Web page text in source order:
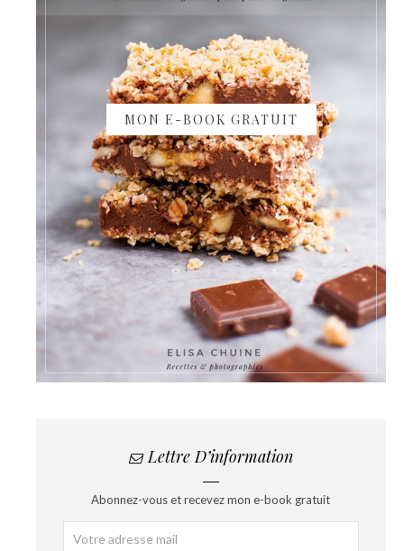
MON E-BOOK GRATUIT
Lettre D’information
Abonnez-vous et recevez mon e-book gratuit